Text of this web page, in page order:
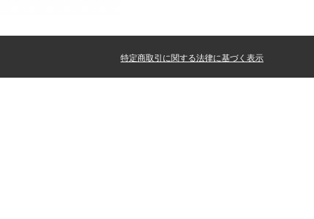
特定商取引に関する法律に基づく表示